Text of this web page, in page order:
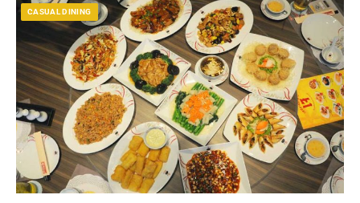
CASUAL DINING